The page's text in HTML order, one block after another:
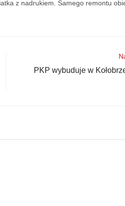
z nadrukiem. Samego remontu
PKP wybuduje w